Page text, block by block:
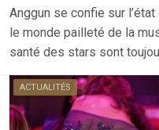
Anggun se confie sur
le monde pailleté de la
santé des stars sont
ACTUALITÉS